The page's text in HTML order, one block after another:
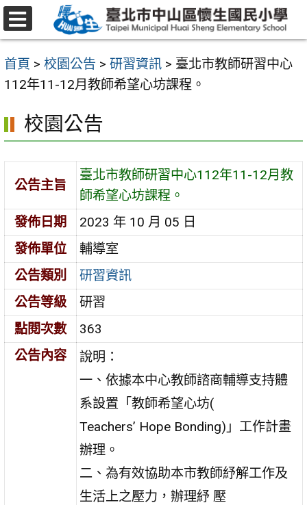
跳
至
要
內
區
首頁 > 校園公告 > 研習資訊 > 臺北市教師研習中心
112年11-12月教師希望心坊課程。
校園公告
公告主旨
臺北市教師研習中心112年11-12月教
師希望心坊課程。
發佈日期
2023 年 10 月 05 日
發佈單位
輔導室
公告類別
研習資訊
公告等級
研習
點閱次數
363
公告內容
說明：
一、依據本中心教師諮商輔導支持體
系設置「教師希望心坊(
Teachers’ Hope Bonding)」工作計畫
辦理。
二、為有效協助本市教師紓解工作及
生活上之壓力，辦理紓 壓
選
單